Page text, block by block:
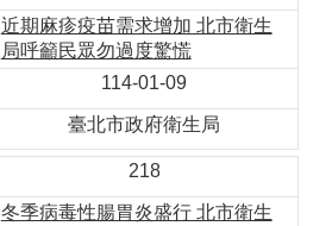
近期麻疹疫苗需求增加 北市衛生
局呼籲民眾勿過度驚慌
114-01-09
臺北市政府衛生局
218
冬季病毒性腸胃炎盛行 北市衛生